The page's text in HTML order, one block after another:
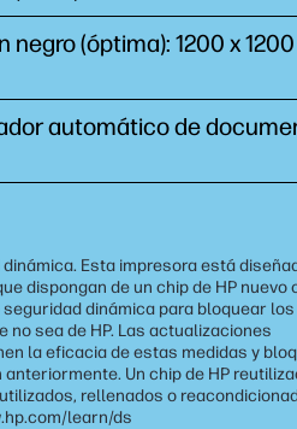
(óptima): 1200 x
automático de
Esta impresora está
dispongan de un chip de HP nuevo
dinámica para bloquear los
sea de HP. Las actualizaciones
la eficacia de estas medidas y
Un chip de HP
rellenados o
learn/ds